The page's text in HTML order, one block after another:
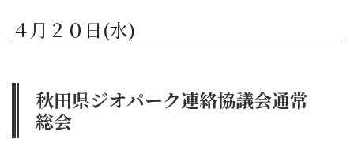
４月２０日(水)
秋田県ジオパーク連絡協議会通常
総会